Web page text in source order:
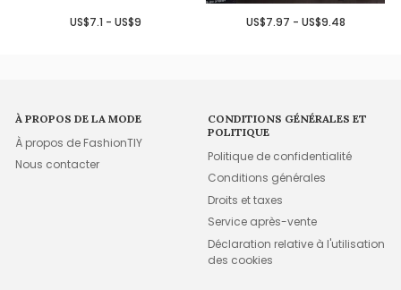
US$7.1 - US$9 US$7.97 - US$9.48
À PROPOS DE LA MODE
À propos de FashionTIY
Nous contacter
CONDITIONS GÉNÉRALES ET
POLITIQUE
Politique de confidentialité
Conditions générales
Droits et taxes
Service après-vente
Déclaration relative à l'utilisation
des cookies